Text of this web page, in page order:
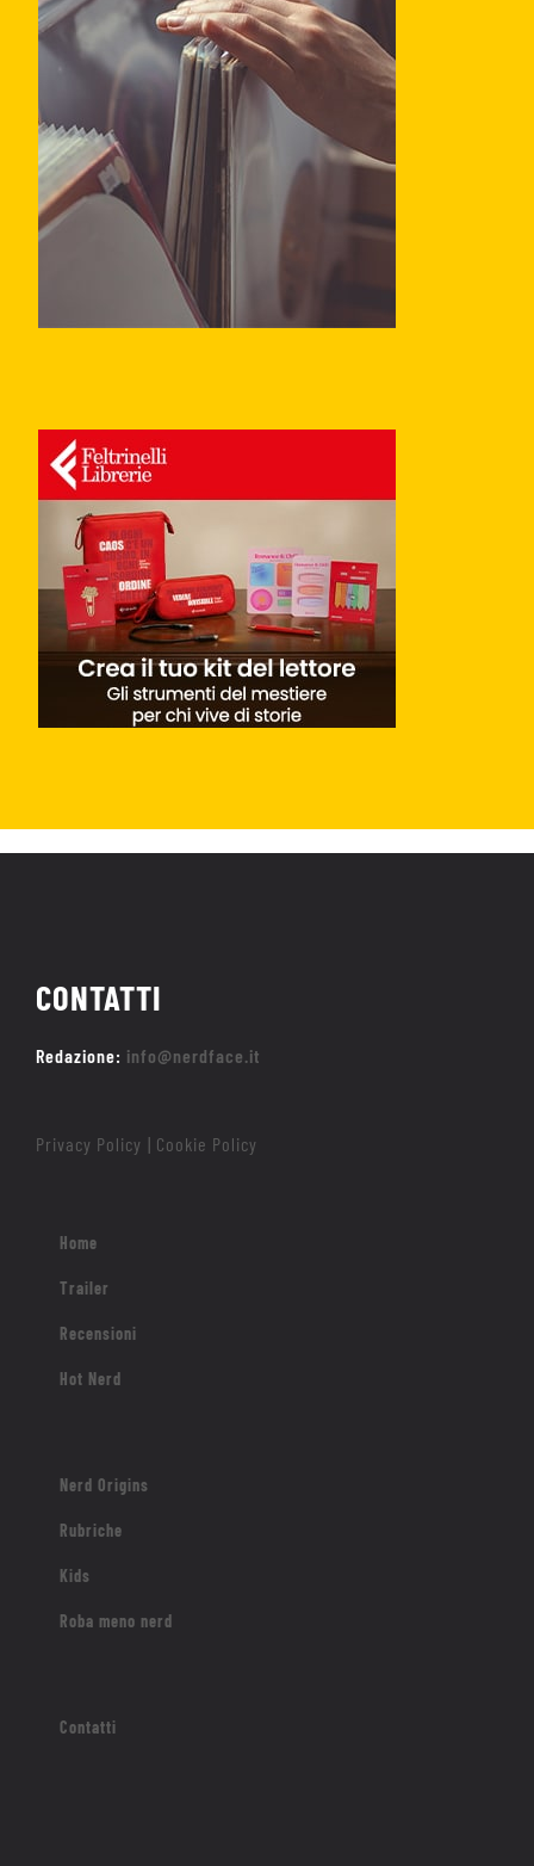
CONTATTI
Redazione: info@nerdface.it
Privacy Policy | Cookie Policy
Home
Trailer
Recensioni
Hot Nerd
Nerd Origins
Rubriche
Kids
Roba meno nerd
Contatti